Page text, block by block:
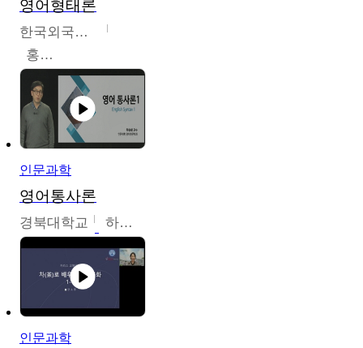
영어형태론
한국외국어대학교
홍성훈
인문과학
영어통사론
경북대학교 하승완
인문과학